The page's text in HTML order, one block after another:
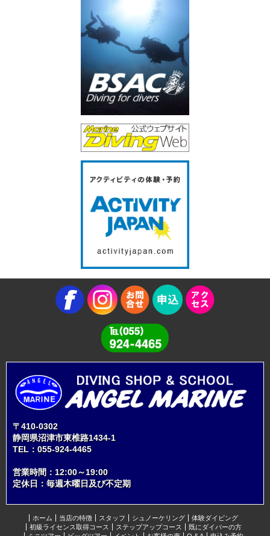
〒410-0302
静岡県沼津市東椎路1434-1
TEL： 055-924-4465
営業時間：12:00～19:00
定休日：毎週木曜日及び不定期
ホーム 当店の特徴 スタッフ シュノーケリング
体験ダイビング
初級ライセンス取得コース
ステップアップコース
既にダイバーの方